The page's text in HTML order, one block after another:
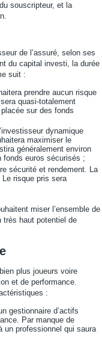
souscripteur, et la
de l’assuré, selon ses
du capital investi, la durée
suit :
prendre aucun risque
quasi-totalement
sur des fonds
dynamique
maximiser le
généralement environ
fonds euros sécurisés ;
sécurité et rendement. La
risque pris sera
miser l’ensemble de
très haut potentiel de
plus joueurs voire
et de performance.
:
gestionnaire d’actifs
Par manque de
un professionnel qui saura